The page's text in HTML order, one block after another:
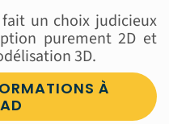
un choix judicieux
purement 2D et
3D.
À